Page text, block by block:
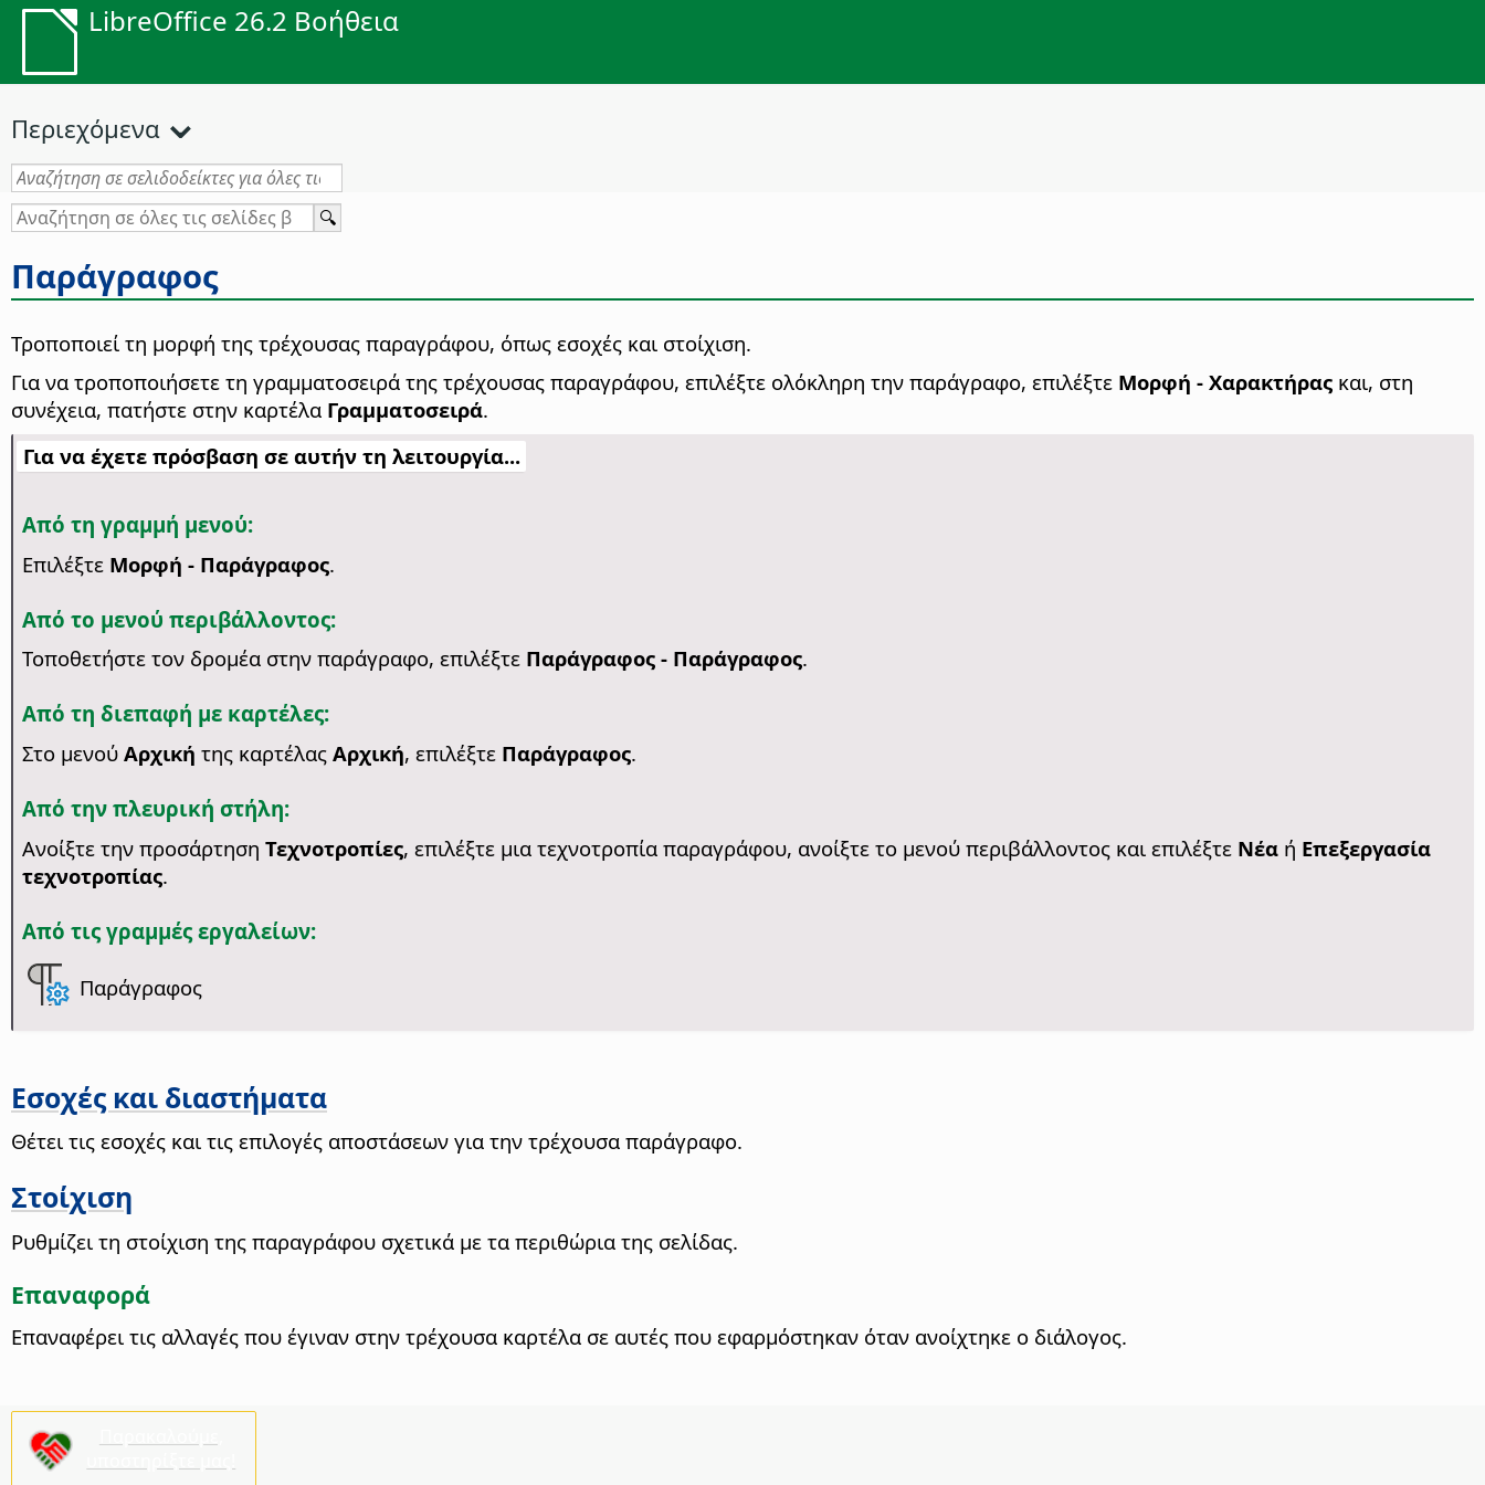
LibreOffice 26.2 Βοήθεια
Περιεχόμενα
Παράγραφος
Τροποποιεί τη μορφή της τρέχουσας παραγράφου, όπως εσοχές και στοίχιση.
Για να τροποποιήσετε τη γραμματοσειρά της τρέχουσας παραγράφου, επιλέξτε ολόκληρη την παράγραφο, επιλέξτε Μορφή - Χαρακτήρας και, στη
συνέχεια, πατήστε στην καρτέλα Γραμματοσειρά.
Για να έχετε πρόσβαση σε αυτήν τη λειτουργία...
Από τη γραμμή μενού:
Επιλέξτε Μορφή - Παράγραφος.
Από το μενού περιβάλλοντος:
Τοποθετήστε τον δρομέα στην παράγραφο, επιλέξτε Παράγραφος - Παράγραφος.
Από τη διεπαφή με καρτέλες:
Στο μενού Αρχική της καρτέλας Αρχική, επιλέξτε Παράγραφος.
Από την πλευρική στήλη:
Ανοίξτε την προσάρτηση Τεχνοτροπίες, επιλέξτε μια τεχνοτροπία παραγράφου, ανοίξτε το μενού περιβάλλοντος και επιλέξτε Νέαή Επεξεργασία
τεχνοτροπίας.
Από τις γραμμές εργαλείων:
Παράγραφος
Εσοχές και διαστήματα
Θέτει τις εσοχές και τις επιλογές αποστάσεων για την τρέχουσα παράγραφο.
Στοίχιση
Ρυθμίζει τη στοίχιση της παραγράφου σχετικά με τα περιθώρια της σελίδας.
Επαναφορά
Επαναφέρει τις αλλαγές που έγιναν στην τρέχουσα καρτέλα σε αυτές που εφαρμόστηκαν όταν ανοίχτηκε ο διάλογος.